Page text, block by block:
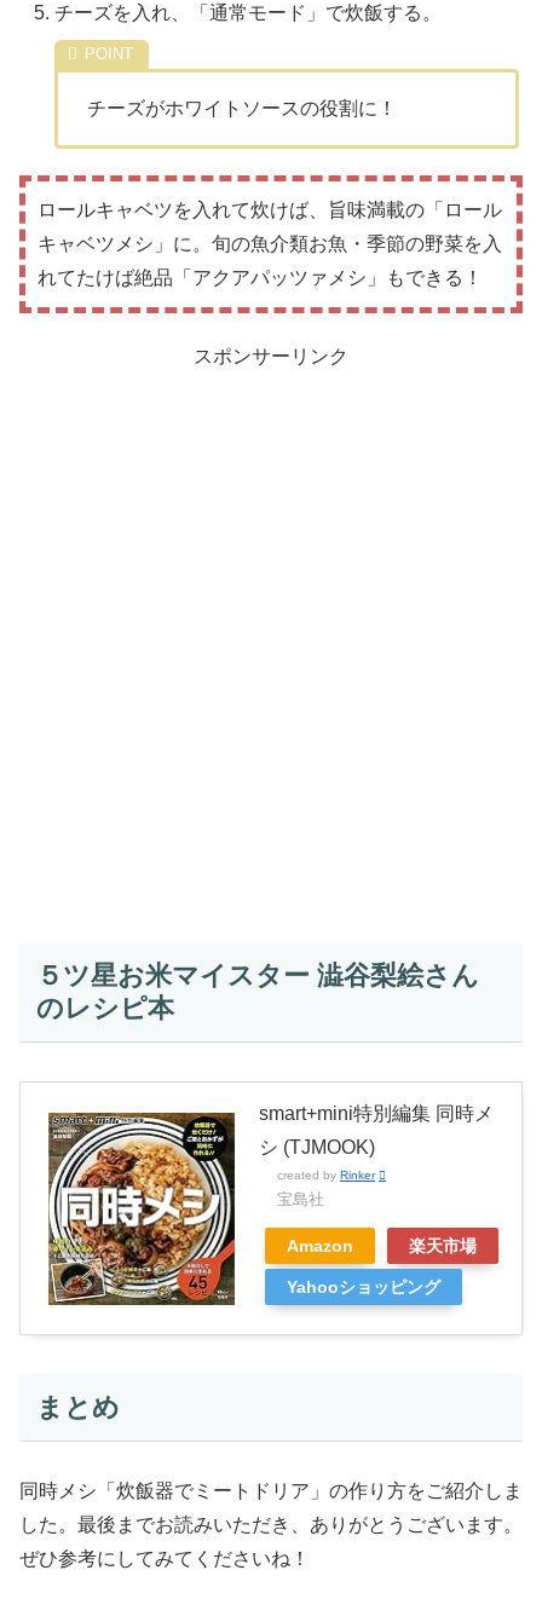
チーズを入れ、「通常モード」で炊飯する。
チーズがホワイトソースの役割に！
ロールキャベツを入れて炊けば、旨味満載の「ロール
キャベツメシ」に。旬の魚介類お魚・季節の野菜を入
れてたけば絶品「アクアパッツァメシ」もできる！
スポンサーリンク
５ツ星お米マイスター 澁谷梨絵さん
のレシピ本
smart+mini特別編集 同時メ
シ (TJMOOK)
created by Rinker
宝島社
Amazon 楽天市場
Yahooショッピング
まとめ
同時メシ「炊飯器でミートドリア」の作り方をご紹介しま
した。最後までお読みいただき、ありがとうございます。
ぜひ参考にしてみてくださいね！